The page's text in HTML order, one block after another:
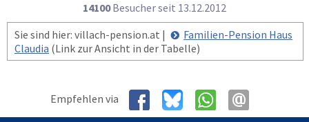
14100Besucher seit 13.12.2012
Sie sind hier: villach-pension.at |
Familien-Pension Haus
Claudia (Link zur Ansicht in der Tabelle)
Empfehlen via